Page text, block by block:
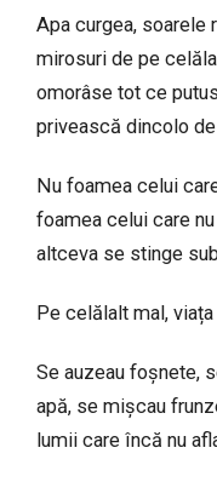
Apa curgea, soarele
mirosuri de pe
omorâse tot ce
privească dincolo
Nu foamea celui
foamea celui care
altceva se stinge
Pe celălalt mal, viața
Se auzeau foșnete,
apă, se mișcau
lumii care încă nu